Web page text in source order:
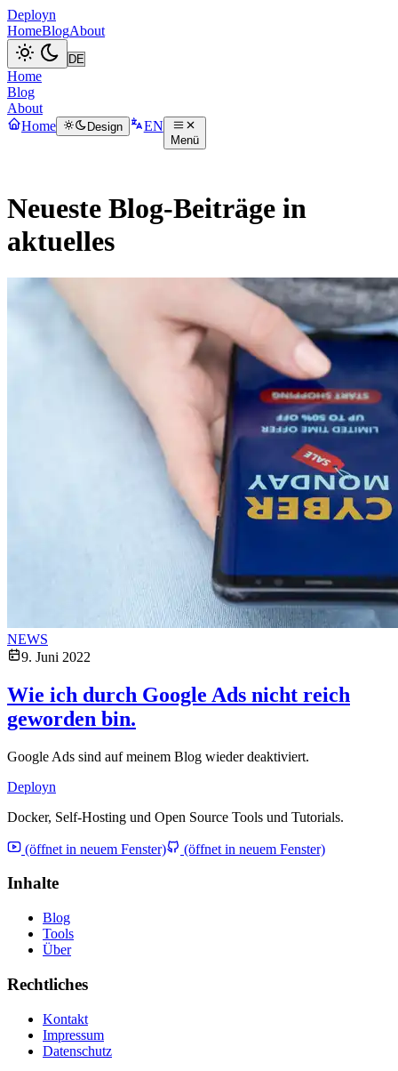
Deployn
HomeBlogAbout
Home
Blog
About
Home
Design EN
Menü
Neueste Blog-Beiträge in
aktuelles
NEWS
9. Juni 2022
Wie ich durch Google Ads nicht reich
geworden bin.
Google Ads sind auf meinem Blog wieder deaktiviert.
Deployn
Docker, Self-Hosting und Open Source Tools und Tutorials.
(öffnet in neuem Fenster) (öffnet in neuem Fenster)
Inhalte
Blog
Tools
Über
Rechtliches
Kontakt
Impressum
Datenschutz